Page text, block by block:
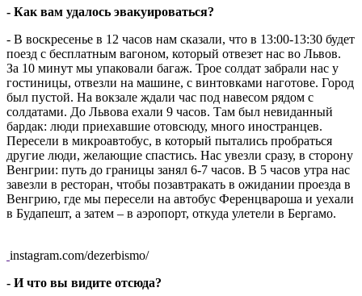
- Как вам удалось эвакуироваться?
- В воскресенье в 12 часов нам сказали, что в 13:00-13:30 будет
поезд с бесплатным вагоном, который отвезет нас во Львов.
За 10 минут мы упаковали багаж. Трое солдат забрали нас у
гостиницы, отвезли на машине, с винтовками наготове. Город
был пустой. На вокзале ждали час под навесом рядом с
солдатами. До Львова ехали 9 часов. Там был невиданный
бардак: люди приехавшие отовсюду, много иностранцев.
Пересели в микроавтобус, в который пытались пробраться
другие люди, желающие спастись. Нас увезли сразу, в сторону
Венгрии: путь до границы занял 6-7 часов. В 5 часов утра нас
завезли в ресторан, чтобы позавтракать в ожидании проезда в
Венгрию, где мы пересели на автобус Ференцвароша и уехали
в Будапешт, а затем – в аэропорт, откуда улетели в Бергамо.
instagram.com/dezerbismo/
- И что вы видите отсюда?